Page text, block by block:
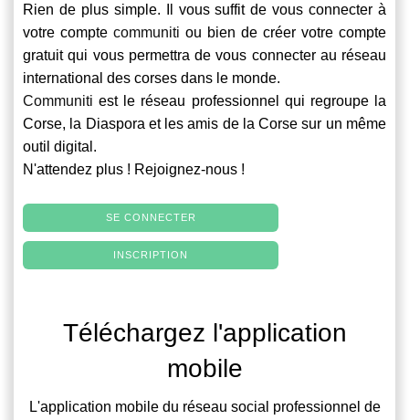
Rien de plus simple. Il vous suffit de vous connecter à
votre compte communiti ou bien de créer votre compte
gratuit qui vous permettra de vous connecter au réseau
international des corses dans le monde.
Communiti est le réseau professionnel qui regroupe la
Corse, la Diaspora et les amis de la Corse sur un même
outil digital.
N'attendez plus ! Rejoignez-nous !
SE CONNECTER
INSCRIPTION
Téléchargez l'application
mobile
L'application mobile du réseau social professionnel de